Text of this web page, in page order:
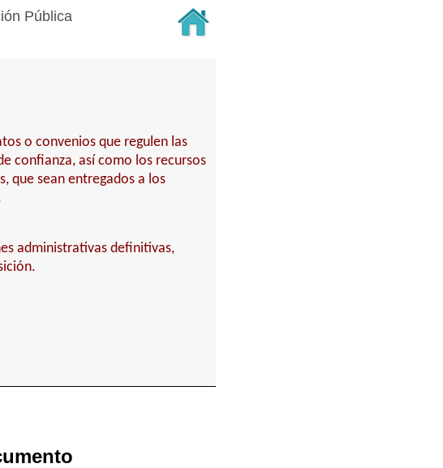
Pública
o convenios que regulen las
confianza, así como los recursos
que sean entregados a los
administrativas definitivas,